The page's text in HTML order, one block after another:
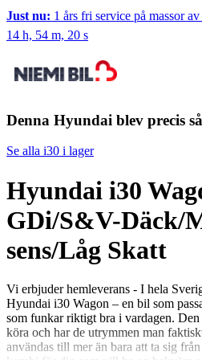
Just nu: 1 års fri service på massor
14 h, 54 m, 20 s
Denna Hyundai blev precis
Se alla i30 i lager
Hyundai i30
GDi/S&V-Däck/
sens/Låg Skatt
Vi erbjuder hemleverans - I hela
Hyundai i30 Wagon – en bil som
som funkar riktigt bra i vardagen.
köra och har de utrymmen man
användas till mer än bara att ta sig